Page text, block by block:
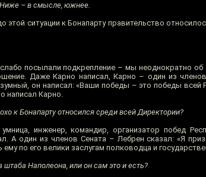
Ниже – в смысле, южнее.
этой ситуации к Бонапарту правительство
посылали подкрепление – мы неоднократно
Даже Карно написал, Карно – один из
он написал: «Ваши победы – это победы всей
написал Карно.
к Бонапарту относился среди всей Директории?
инженер, командир, организатор побед
А один из членов Сената – Лебрен сказал: «Я
по его велики заслугам полководца и
Наполеона, или он сам это и есть?